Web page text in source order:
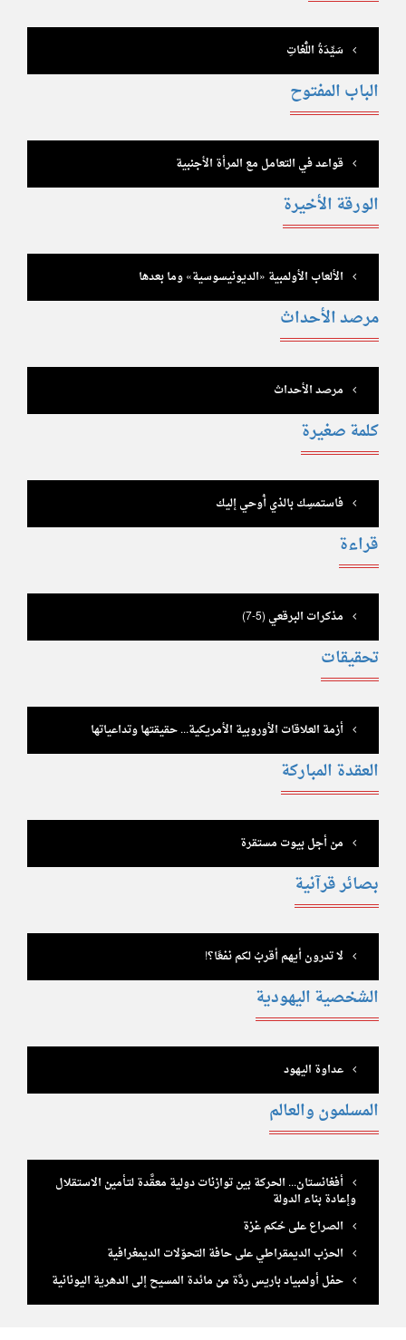
سَيِّدَةُ اللُّغاتِ
الباب المفتوح
قواعد في التعامل مع المرأة الأجنبية
الورقة الأخيرة
الألعاب الأولمبية «الديونيسوسية» وما بعدها
مرصد الأحداث
مرصد الأحداث
كلمة صغيرة
فاستمسِك بالذي أُوحي إليك
قراءة
مذكرات البرقعي (5-7)
تحقيقات
أزمة العلاقات الأوروبية الأمريكية... حقيقتها وتداعياتها
العقدة المباركة
من أجل بيوت مستقرة
بصائر قرآنية
لا تدرون أيهم أقربُ لكم نفعًا؟!
الشخصية اليهودية
عداوة اليهود
المسلمون والعالم
أفغانستان... الحركة بين توازنات دولية معقَّدة لتـأمين الاستقلال
وإعادة بناء الدولة
الصراع على حُكم غزة
الحزب الديمقراطي على حافة التحوّلات الديمغرافية
حفل أولمبياد باريس ردَّة من مائدة المسيح إلى الدهرية اليونانية